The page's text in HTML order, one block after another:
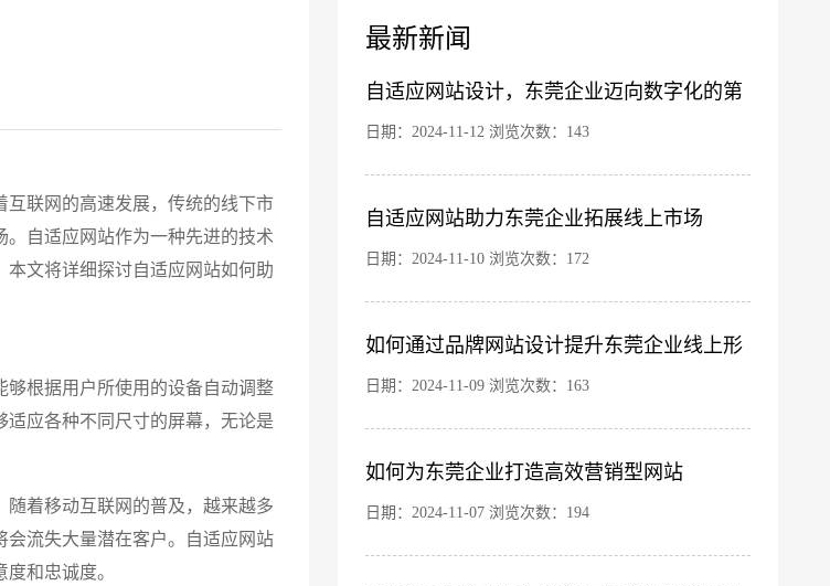
联网的高速发展，传统的线下市
自适应网站作为一种先进的技术
文将详细探讨自适应网站如何助
够根据用户所使用的设备自动调整
应各种不同尺寸的屏幕，无论是
着移动互联网的普及，越来越多
流失大量潜在客户。自适应网站
和忠诚度。
最新新闻
自适应网站设计，东莞企业迈向数字化的第
一步
日期：2024-11-12 浏览次数：143
自适应网站助力东莞企业拓展线上市场
日期：2024-11-10 浏览次数：172
如何通过品牌网站设计提升东莞企业线上形
象
日期：2024-11-09 浏览次数：163
如何为东莞企业打造高效营销型网站
日期：2024-11-07 浏览次数：194
请输入您的公司名称 名字